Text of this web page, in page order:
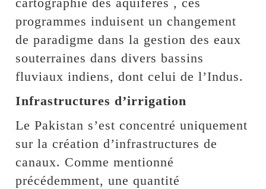
programmes induisent un changement
de paradigme dans la gestion des eaux
souterraines dans divers bassins
fluviaux indiens, dont celui de l’Indus.
Infrastructures d’irrigation
Le Pakistan s’est concentré uniquement
sur la création d’infrastructures de
canaux. Comme mentionné
précédemment, une quantité